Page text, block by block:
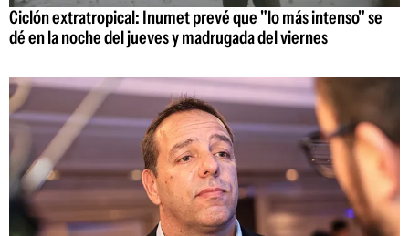
Ciclón extratropical: Inumet prevé que "lo más intenso" se
dé en la noche del jueves y madrugada del viernes